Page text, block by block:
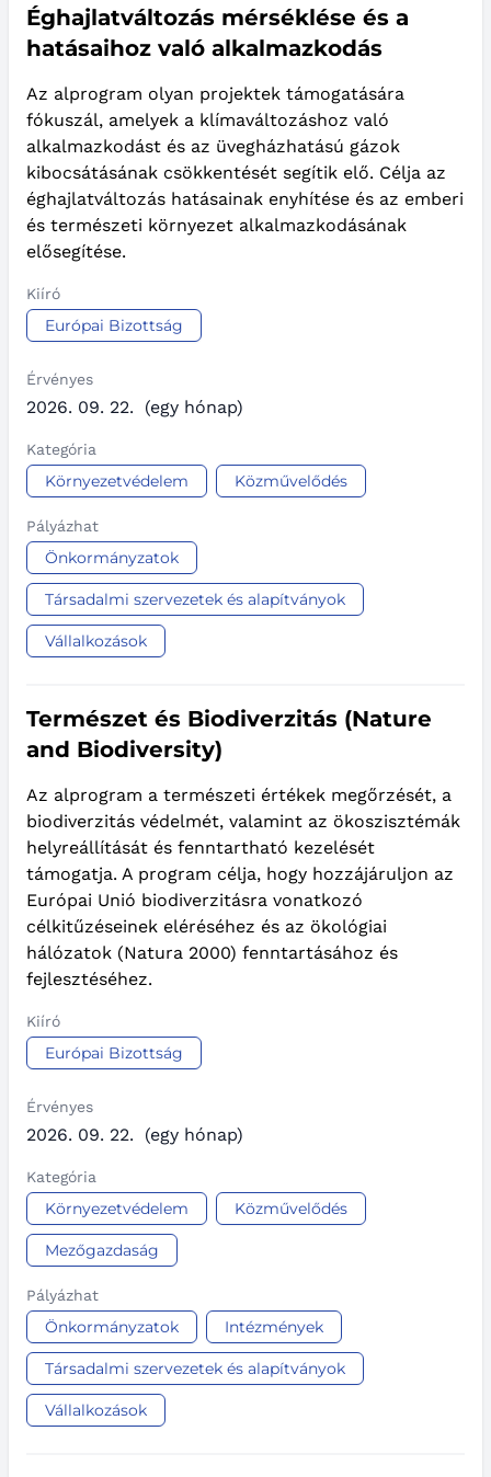
Éghajlatváltozás mérséklése és a
hatásaihoz való alkalmazkodás
Az alprogram olyan projektek támogatására
fókuszál, amelyek a klímaváltozáshoz való
alkalmazkodást és az üvegházhatású gázok
kibocsátásának csökkentését segítik elő. Célja az
éghajlatváltozás hatásainak enyhítése és az emberi
és természeti környezet alkalmazkodásának
elősegítése.
Kiíró
Európai Bizottság
Érvényes
2026. 09. 22. (egy hónap)
Kategória
Környezetvédelem Közművelődés
Pályázhat
Önkormányzatok
Társadalmi szervezetek és alapítványok
Vállalkozások
Természet és Biodiverzitás (Nature
and Biodiversity)
Az alprogram a természeti értékek megőrzését, a
biodiverzitás védelmét, valamint az ökoszisztémák
helyreállítását és fenntartható kezelését
támogatja. A program célja, hogy hozzájáruljon az
Európai Unió biodiverzitásra vonatkozó
célkitűzéseinek eléréséhez és az ökológiai
hálózatok (Natura 2000) fenntartásához és
fejlesztéséhez.
Kiíró
Európai Bizottság
Érvényes
2026. 09. 22. (egy hónap)
Kategória
Környezetvédelem Közművelődés
Mezőgazdaság
Pályázhat
Önkormányzatok Intézmények
Társadalmi szervezetek és alapítványok
Vállalkozások